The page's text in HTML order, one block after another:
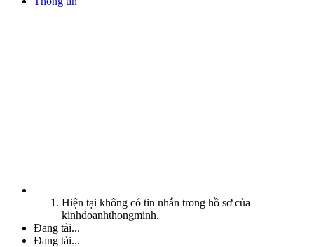
Hiện tại không có tin nhắn trong hồ sơ của
kinhdoanhthongminh.
Đang tải...
Đang tải...